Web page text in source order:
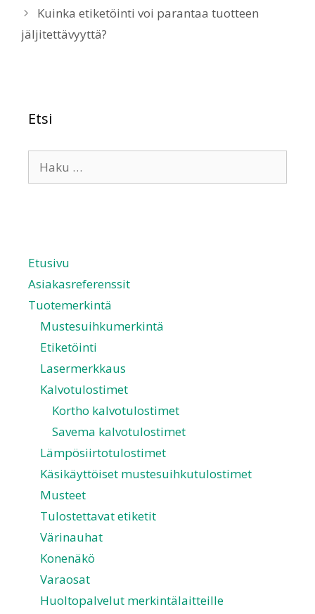
Kuinka etiketöinti voi parantaa tuotteen
jäljitettävyyttä?
Etsi
Etusivu
Asiakasreferenssit
Tuotemerkintä
Mustesuihkumerkintä
Etiketöinti
Lasermerkkaus
Kalvotulostimet
Kortho kalvotulostimet
Savema kalvotulostimet
Lämpösiirtotulostimet
Käsikäyttöiset mustesuihkutulostimet
Musteet
Tulostettavat etiketit
Värinauhat
Konenäkö
Varaosat
Huoltopalvelut merkintälaitteille